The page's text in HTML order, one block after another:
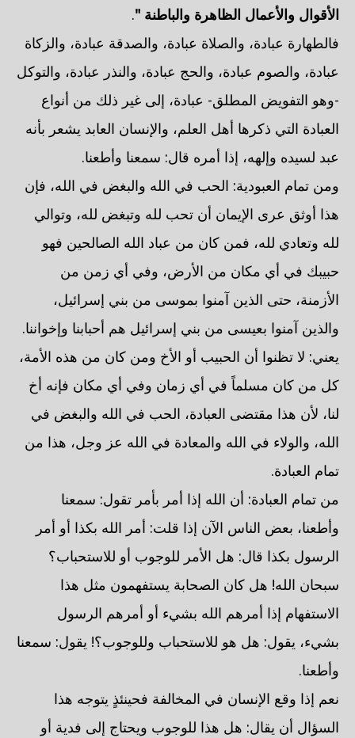
الأقوال والأعمال الظاهرة والباطنة ".
فالطهارة عبادة، والصلاة عبادة، والصدقة عبادة، والزكاة
عبادة، والصوم عبادة، والحج عبادة، والنذر عبادة، والتوكل
-وهو التفويض المطلق- عبادة، إلى غير ذلك من أنواع
العبادة التي ذكرها أهل العلم، والإنسان العابد يشعر بأنه
عبد لسيده وإلهه، إذا أمره قال: سمعنا وأطعنا.
ومن تمام العبودية: الحب في الله والبغض في الله، فإن
هذا أوثق عرى الإيمان أن تحب لله وتبغض لله، وتوالي
لله وتعادي لله، فمن كان من عباد الله الصالحين فهو
حبيبك في أي مكان من الأرض، وفي أي زمن من
الأزمنة، حتى الذين آمنوا بموسى من بني إسرائيل،
والذين آمنوا بعيسى من بني إسرائيل هم أحبابنا وإخواننا.
يعني: لا تظنوا أن الحبيب أو الأخ ومن كان من هذه الأمة،
كل من كان مسلماً في أي زمان وفي أي مكان فإنه أخ
لنا، لأن هذا مقتضى العبادة، الحب في الله والبغض في
الله، والولاء في الله والمعادة في الله عز وجل، هذا من
تمام العبادة.
من تمام العبادة: أن الله إذا أمر بأمر تقول: سمعنا
وأطعنا، بعض الناس الآن إذا قلت: أمر الله بكذا أو أمر
الرسول بكذا قال: هل الأمر للوجوب أو للاستحباب؟
سبحان الله! هل كان الصحابة يستفهمون مثل هذا
الاستفهام إذا أمرهم الله بشيء أو أمرهم الرسول
بشيء، يقول: هل هو للاستحباب وللوجوب؟! يقول: سمعنا
وأطعنا.
نعم إذا وقع الإنسان في المخالفة فحينئذٍ يتوجه هذا
السؤال أن يقال: هل هذا للوجوب ويحتاج إلى فدية أو